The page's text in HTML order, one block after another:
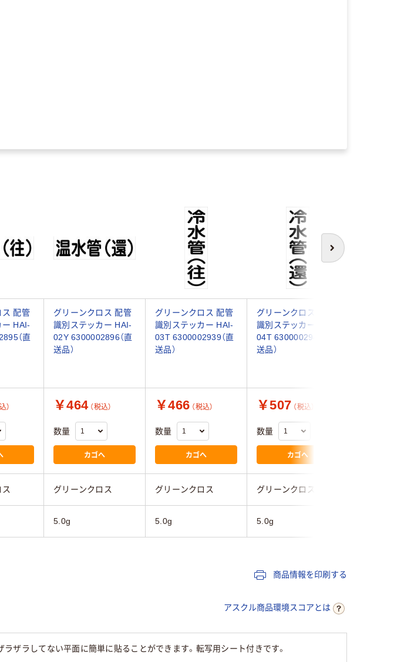
次へ
ス 配管
HAI-
（直
グリーンクロス 配管
識別ステッカー HAI-
02Y 6300002896（直
送品）
グリーンクロス 配管
識別ステッカー HAI-
03T 6300002939（直
送品）
グリーンクロス 配管
識別ステッカー HAI-
04T 6300002940（直
送品）
） ￥464 （税込）
数量
カゴへ
￥466 （税込）
数量
カゴへ
￥507 （税込）
数量
カゴへ
グリーンクロス グリーンクロス グリーンクロス
5.0g 5.0g 5.0g
商品情報を印刷する
アスクル商品環境スコアとは
ザラしてない平面に簡単に貼ることができます。転写用シート付きです。